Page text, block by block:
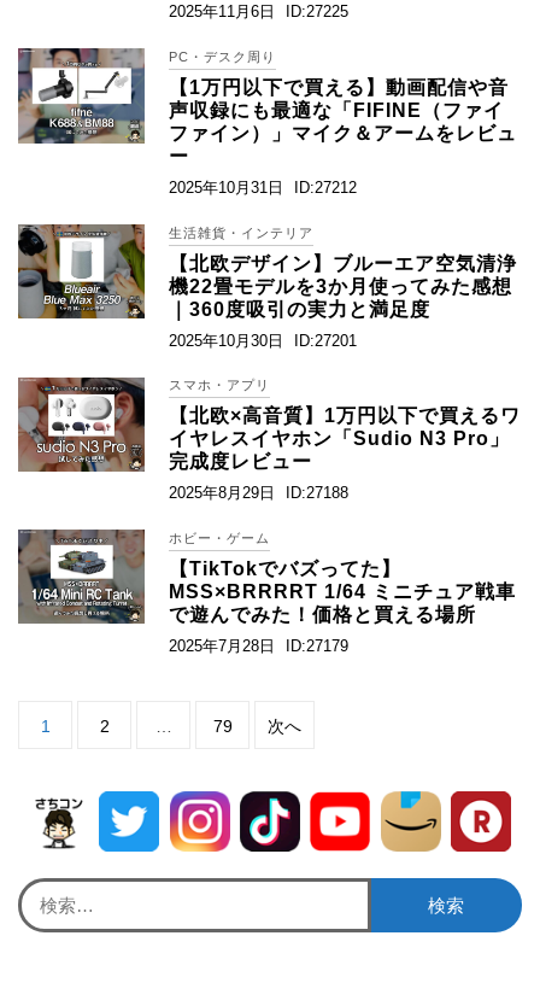
2025年11月6日 ID:27225
PC・デスク周り
【1万円以下で買える】動画配信や音
声収録にも最適な「FIFINE（ファイ
ファイン）」マイク＆アームをレビュ
ー
2025年10月31日 ID:27212
生活雑貨・インテリア
【北欧デザイン】ブルーエア空気清浄
機22畳モデルを3か月使ってみた感想
｜360度吸引の実力と満足度
2025年10月30日 ID:27201
スマホ・アプリ
【北欧×高音質】1万円以下で買えるワ
イヤレスイヤホン「Sudio N3 Pro」
完成度レビュー
2025年8月29日 ID:27188
ホビー・ゲーム
【TikTokでバズってた】
MSS×BRRRRT 1/64 ミニチュア戦車
で遊んでみた！価格と買える場所
2025年7月28日 ID:27179
ー
1 2 79 次へ
検
索: